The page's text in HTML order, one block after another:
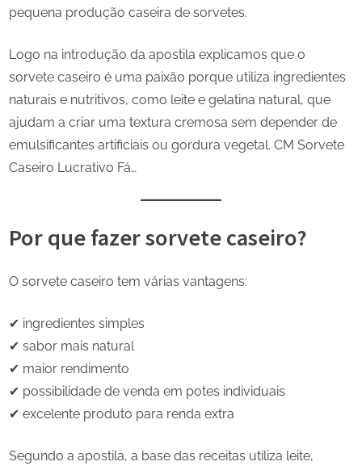
pequena produção caseira de sorvetes.
Logo na introdução da apostila explicamos que o
sorvete caseiro é uma paixão porque utiliza ingredientes
naturais e nutritivos, como leite e gelatina natural, que
ajudam a criar uma textura cremosa sem depender de
emulsificantes artificiais ou gordura vegetal. CM Sorvete
Caseiro Lucrativo Fá…
Por que fazer sorvete caseiro?
O sorvete caseiro tem várias vantagens:
✔ ingredientes simples
✔ sabor mais natural
✔ maior rendimento
✔ possibilidade de venda em potes individuais
✔ excelente produto para renda extra
Segundo a apostila, a base das receitas utiliza leite,